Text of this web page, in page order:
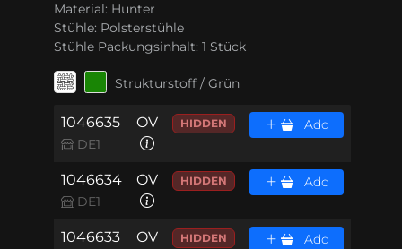
Material: Hunter
Stühle: Polsterstühle
Stühle Packungsinhalt: 1 Stück
Strukturstoff / Grün
1046635
DE1
OV HIDDEN Add
1046634
DE1
OV HIDDEN Add
1046633 OV HIDDEN Add